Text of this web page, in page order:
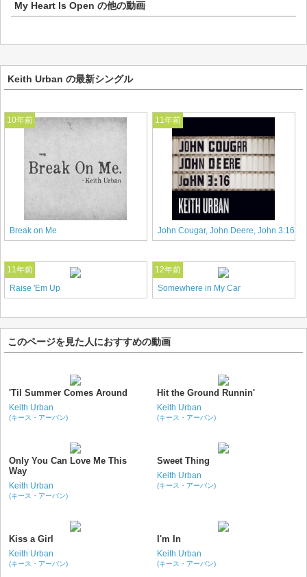
My Heart Is Open の他の動画
Keith Urban の最新シングル
10年前
Break on Me
11年前
John Cougar, John Deere, John 3:16
11年前
Raise 'Em Up
12年前
Somewhere in My Car
このページを見た人におすすめの動画
'Til Summer Comes Around
Keith Urban
(キース・アーバン)
Hit the Ground Runnin'
Keith Urban
(キース・アーバン)
Only You Can Love Me This
Way
Keith Urban
(キース・アーバン)
Sweet Thing
Keith Urban
(キース・アーバン)
Kiss a Girl
Keith Urban
(キース・アーバン)
I'm In
Keith Urban
(キース・アーバン)